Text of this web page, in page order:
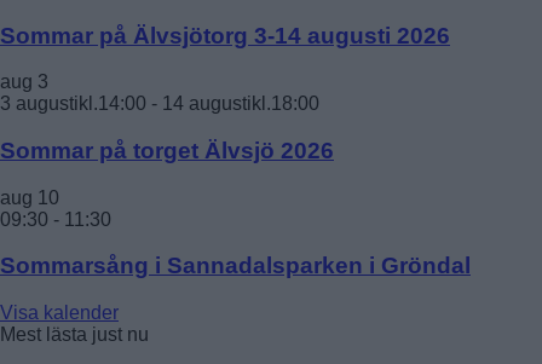
Sommar på Älvsjötorg 3-14 augusti 2026
aug 3
3 augustikl.14:00 - 14 augustikl.18:00
Sommar på torget Älvsjö 2026
aug 10
09:30 - 11:30
Sommarsång i Sannadalsparken i Gröndal
Visa kalender
Mest lästa just nu